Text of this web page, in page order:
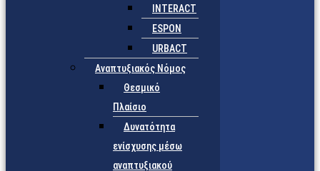
INTERACT
ESPON
URBACT
Αναπτυξιακός Νόμος
Θεσμικό
Πλαίσιο
Δυνατότητα
ενίσχυσης μέσω
αναπτυξιακού